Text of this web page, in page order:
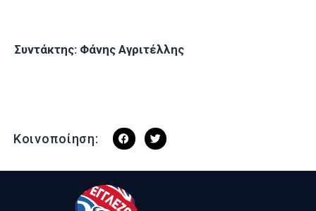
Συντάκτης: Φάνης Αγριτέλλης
Κοινοποίηση: